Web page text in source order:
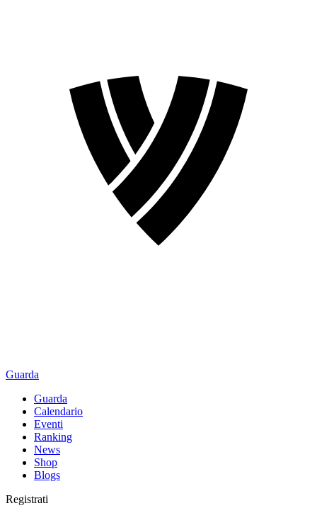
Guarda
Guarda
Calendario
Eventi
Ranking
News
Shop
Blogs
Registrati